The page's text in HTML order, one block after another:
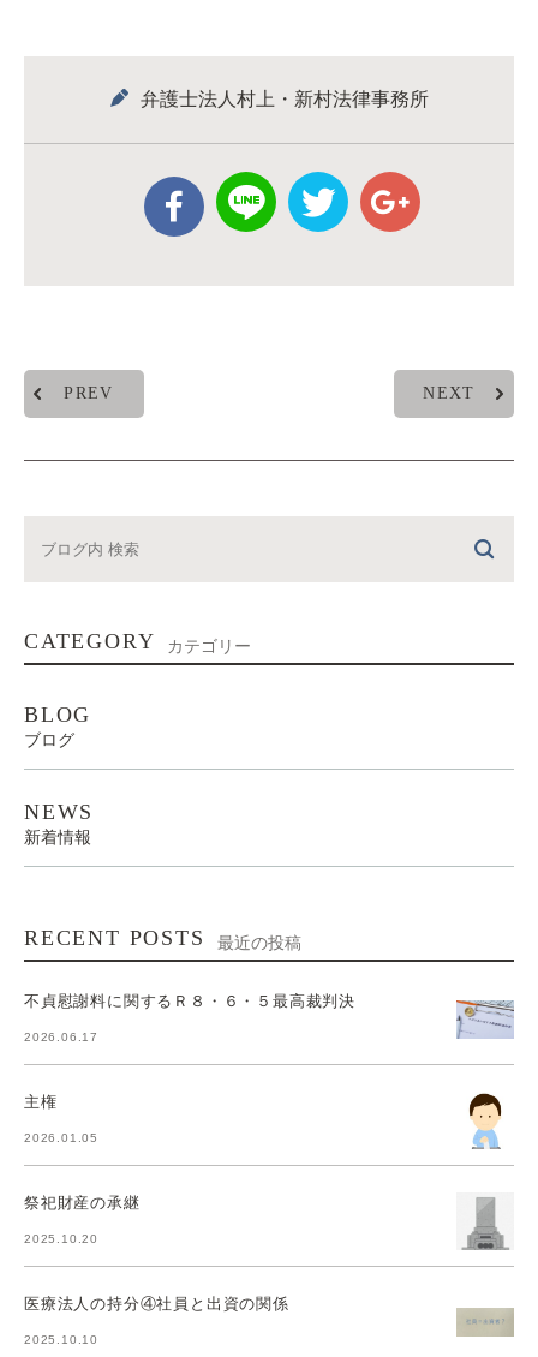
弁護士法人村上・新村法律事務所
PREV NEXT
CATEGORY カテゴリー
BLOG
ブログ
NEWS
新着情報
RECENT POSTS 最近の投稿
不貞慰謝料に関するＲ８・６・５最高裁判決
2026.06.17
主権
2026.01.05
祭祀財産の承継
2025.10.20
医療法人の持分④社員と出資の関係
2025.10.10